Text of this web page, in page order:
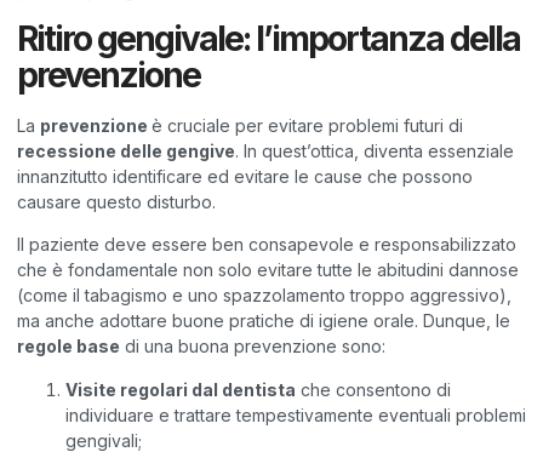
Ritiro gengivale: l’importanza della
prevenzione
La prevenzione è cruciale per evitare problemi futuri di
recessione delle gengive. In quest’ottica, diventa essenziale
innanzitutto identificare ed evitare le cause che possono
causare questo disturbo.
Il paziente deve essere ben consapevole e responsabilizzato
che è fondamentale non solo evitare tutte le abitudini dannose
(come il tabagismo e uno spazzolamento troppo aggressivo),
ma anche adottare buone pratiche di igiene orale. Dunque, le
regole base di una buona prevenzione sono:
Visite regolari dal dentista che consentono di
individuare e trattare tempestivamente eventuali problemi
gengivali;